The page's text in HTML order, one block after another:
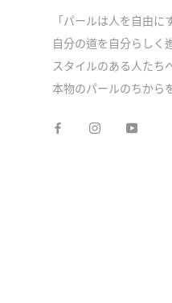
「パールは人を自由に
自分の道を自分らしく
スタイルのある人たち
本物のパールのちから